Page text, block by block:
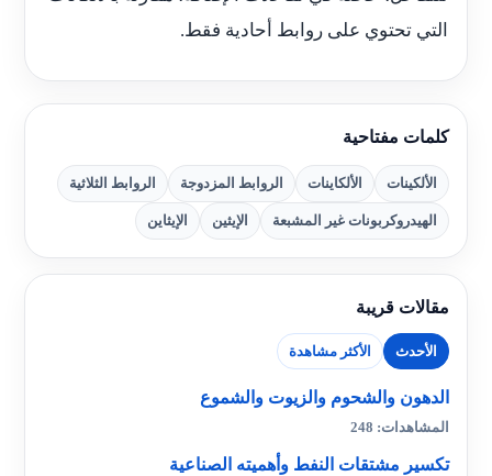
التي تحتوي على روابط أحادية فقط.
كلمات مفتاحية
الألكينات الألكاينات الروابط المزدوجة الروابط الثلاثية
الهيدروكربونات غير المشبعة الإيثين الإيثاين
مقالات قريبة
الأحدث الأكثر مشاهدة
الدهون والشحوم والزيوت والشموع
المشاهدات: 248
تكسير مشتقات النفط وأهميته الصناعية